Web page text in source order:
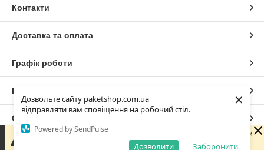
Дозвольте сайту paketshop.com.ua
відправляти вам сповіщення на робочий стіл.
Powered by SendPulse
Заборонити
Дозволити
×
Контакти
Доставка та оплата
Графік роботи
Повна версія сайту
Сайт створено на маркетплейсі
Політика конфіденційності
Зараз ми не можемо швидко відповісти на запит, оскільки
не працюємо. Наш графік ПН-ПТ з 9.30-17.00. З